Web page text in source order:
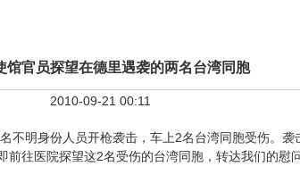
馆官员探望在德里遇袭的两名台湾同胞
2010-09-21 00:11
明身份人员开枪袭击，车上2名台湾同胞受伤。袭
往医院探望这2名受伤的台湾同胞，转达我们的慰